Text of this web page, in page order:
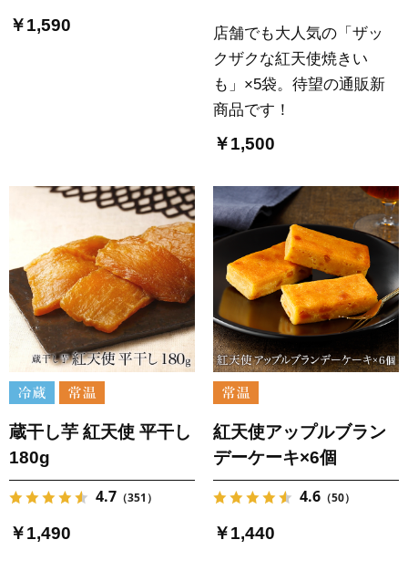
￥1,590
店舗でも大人気の「ザッ
クザクな紅天使焼きい
も」×5袋。待望の通販新
商品です！
￥1,500
蔵干し芋 紅天使 平干し
180g
4.7 （351）
￥1,490
紅天使アップルブラン
デーケーキ×6個
4.6 （50）
￥1,440